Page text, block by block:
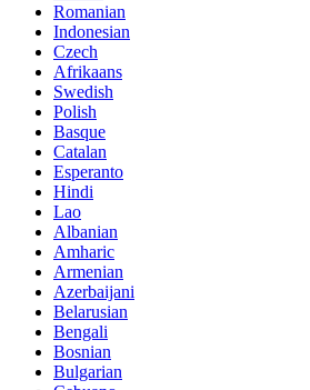
Romanian
Indonesian
Czech
Afrikaans
Swedish
Polish
Basque
Catalan
Esperanto
Hindi
Lao
Albanian
Amharic
Armenian
Azerbaijani
Belarusian
Bengali
Bosnian
Bulgarian